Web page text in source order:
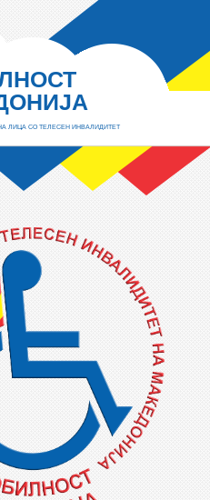
ЛИЦА СО ТЕЛЕСЕН ИНВАЛИДИТЕТ